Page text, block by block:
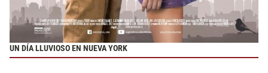
UN DÍA LLUVIOSO EN NUEVA YORK